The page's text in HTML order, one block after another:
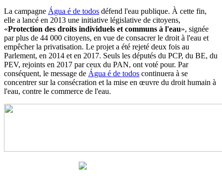
La campagne Água é de todos défend l'eau publique. À cette fin,
elle a lancé en 2013 une initiative législative de citoyens,
«Protection des droits individuels et communs à l'eau», signée
par plus de 44 000 citoyens, en vue de consacrer le droit à l'eau et
empêcher la privatisation. Le projet a été rejeté deux fois au
Parlement, en 2014 et en 2017. Seuls les députés du PCP, du BE, du
PEV, rejoints en 2017 par ceux du PAN, ont voté pour. Par
conséquent, le message de Água é de todos continuera à se
concentrer sur la consécration et la mise en œuvre du droit humain à
l'eau, contre le commerce de l'eau.